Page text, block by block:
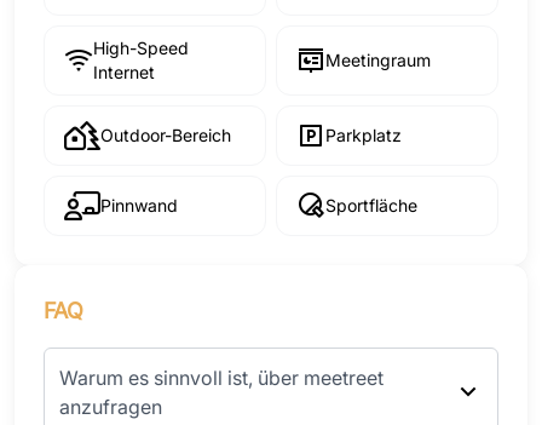
High-Speed
Internet
Meetingraum
Outdoor-Bereich Parkplatz
Pinnwand Sportfläche
FAQ
Warum es sinnvoll ist, über meetreet
anzufragen